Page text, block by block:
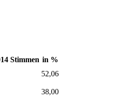
Stimmen in %
52,06
38,00